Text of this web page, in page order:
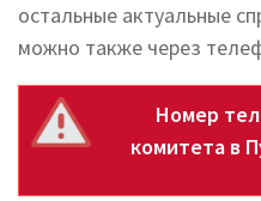
остальные актуальные
можно также через
Номер
комитета в